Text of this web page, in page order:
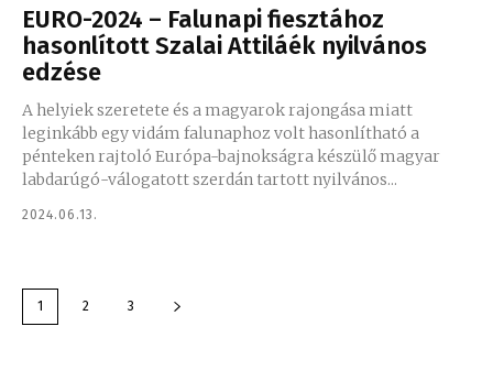
EURO-2024 – Falunapi fiesztához
hasonlított Szalai Attiláék nyilvános
edzése
A helyiek szeretete és a magyarok rajongása miatt
leginkább egy vidám falunaphoz volt hasonlítható a
pénteken rajtoló Európa-bajnokságra készülő magyar
labdarúgó-válogatott szerdán tartott nyilvános...
2024.06.13.
1 2 3